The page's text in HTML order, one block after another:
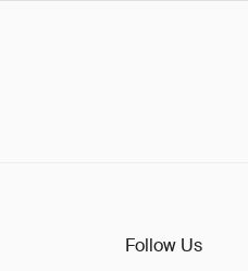
Follow Us